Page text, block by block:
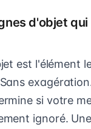
d'objet
est l'élément
si votre
ignoré.